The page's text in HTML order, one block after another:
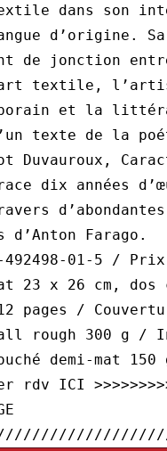
dans son
d’origine.
de jonction
textile,
et la
texte de la
Duvauroux,
dix années
d’abondantes
d’Anton Farago.
492498-01-5 /
23 x 26 cm, dos
/
rough 300 g /
demi-mat 150
rdv ICI